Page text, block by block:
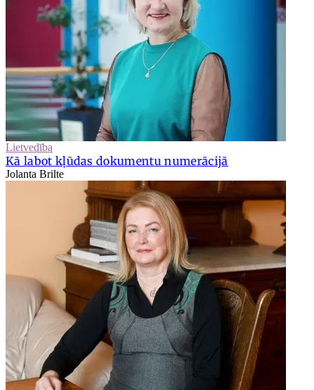
Lietvedība
Kā labot kļūdas dokumentu numerācijā
Jolanta Brilte